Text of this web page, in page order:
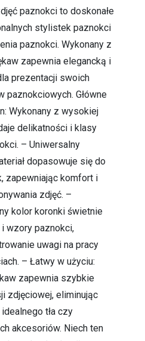
paznokci to doskonałe
stylistek paznokci
paznokci. Wykonany z
zapewnia elegancką i
prezentacji swoich
paznokciowych. Główne
Wykonany z wysokiej
delikatności i klasy
– Uniwersalny
dopasowuje się do
zapewniając komfort i
zdjęć. –
kolor koronki świetnie
wzory paznokci,
uwagi na pracy
– Łatwy w użyciu:
zapewnia szybkie
zdjęciowej, eliminując
tła czy
akcesoriów. Niech ten